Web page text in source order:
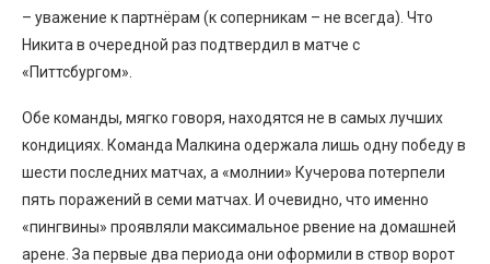
– уважение к партнёрам (к соперникам – не всегда). Что
Никита в очередной раз подтвердил в матче с
«Питтсбургом».
Обе команды, мягко говоря, находятся не в самых лучших
кондициях. Команда Малкина одержала лишь одну победу в
шести последних матчах, а «молнии» Кучерова потерпели
пять поражений в семи матчах. И очевидно, что именно
«пингвины» проявляли максимальное рвение на домашней
арене. За первые два периода они оформили в створ ворот